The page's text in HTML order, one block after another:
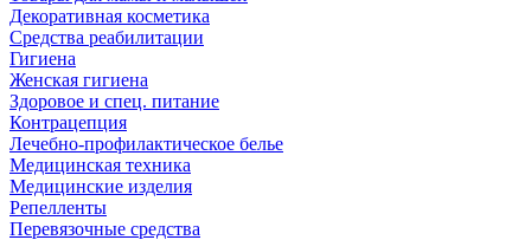
Декоративная косметика
Средства реабилитации
Гигиена
Женская гигиена
Здоровое и спец. питание
Контрацепция
Лечебно-профилактическое белье
Медицинская техника
Медицинские изделия
Репелленты
Перевязочные средства